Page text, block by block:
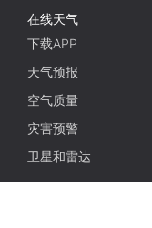
在线天气
下载APP
天气预报
空气质量
灾害预警
卫星和雷达